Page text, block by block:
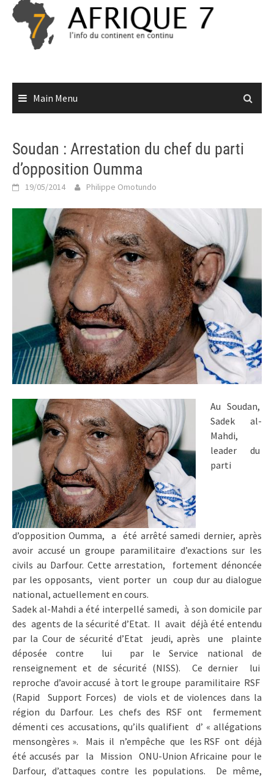
Skip
content
Main Menu
Soudan : Arrestation du chef du parti
d’opposition Oumma
19/05/2014 Philippe Omotundo
Au Soudan,
Sadek al-
Mahdi,
leader du
parti
d’opposition Oumma, a été arrêté samedi dernier, après
avoir accusé un groupe paramilitaire d’exactions sur les
civils au Darfour. Cette arrestation, fortement dénoncée
par les opposants, vient porter un coup dur au dialogue
national, actuellement en cours.
Sadek al-Mahdi a été interpellé samedi, à son domicile par
des agents de la sécurité d’Etat. Il avait déjà été entendu
par la Cour de sécurité d’Etat jeudi, après une plainte
déposée contre lui par le Service national de
renseignement et de sécurité (NISS). Ce dernier lui
reproche d’avoir accusé à tort le groupe paramilitaire RSF
(Rapid Support Forces) de viols et de violences dans la
région du Darfour. Les chefs des RSF ont fermement
démenti ces accusations, qu’ils qualifient d’ « allégations
mensongères ». Mais il n’empêche que les RSF ont déjà
été accusés par la Mission ONU-Union Africaine pour le
Darfour, d’attaques contre les populations. De même,